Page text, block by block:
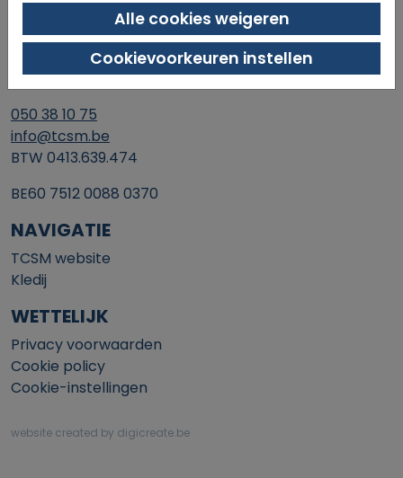
SINT-MICHIELS TENNIS & PADEL
Xaverianenstraat 11
8200 Brugge
050 38 10 75
info@tcsm.be
BTW 0413.639.474
BE60 7512 0088 0370
NAVIGATIE
TCSM website
Kledij
WETTELIJK
Privacy voorwaarden
Cookie policy
Cookie-instellingen
website created by digicreate.be
Alle cookies weigeren
Cookievoorkeuren instellen